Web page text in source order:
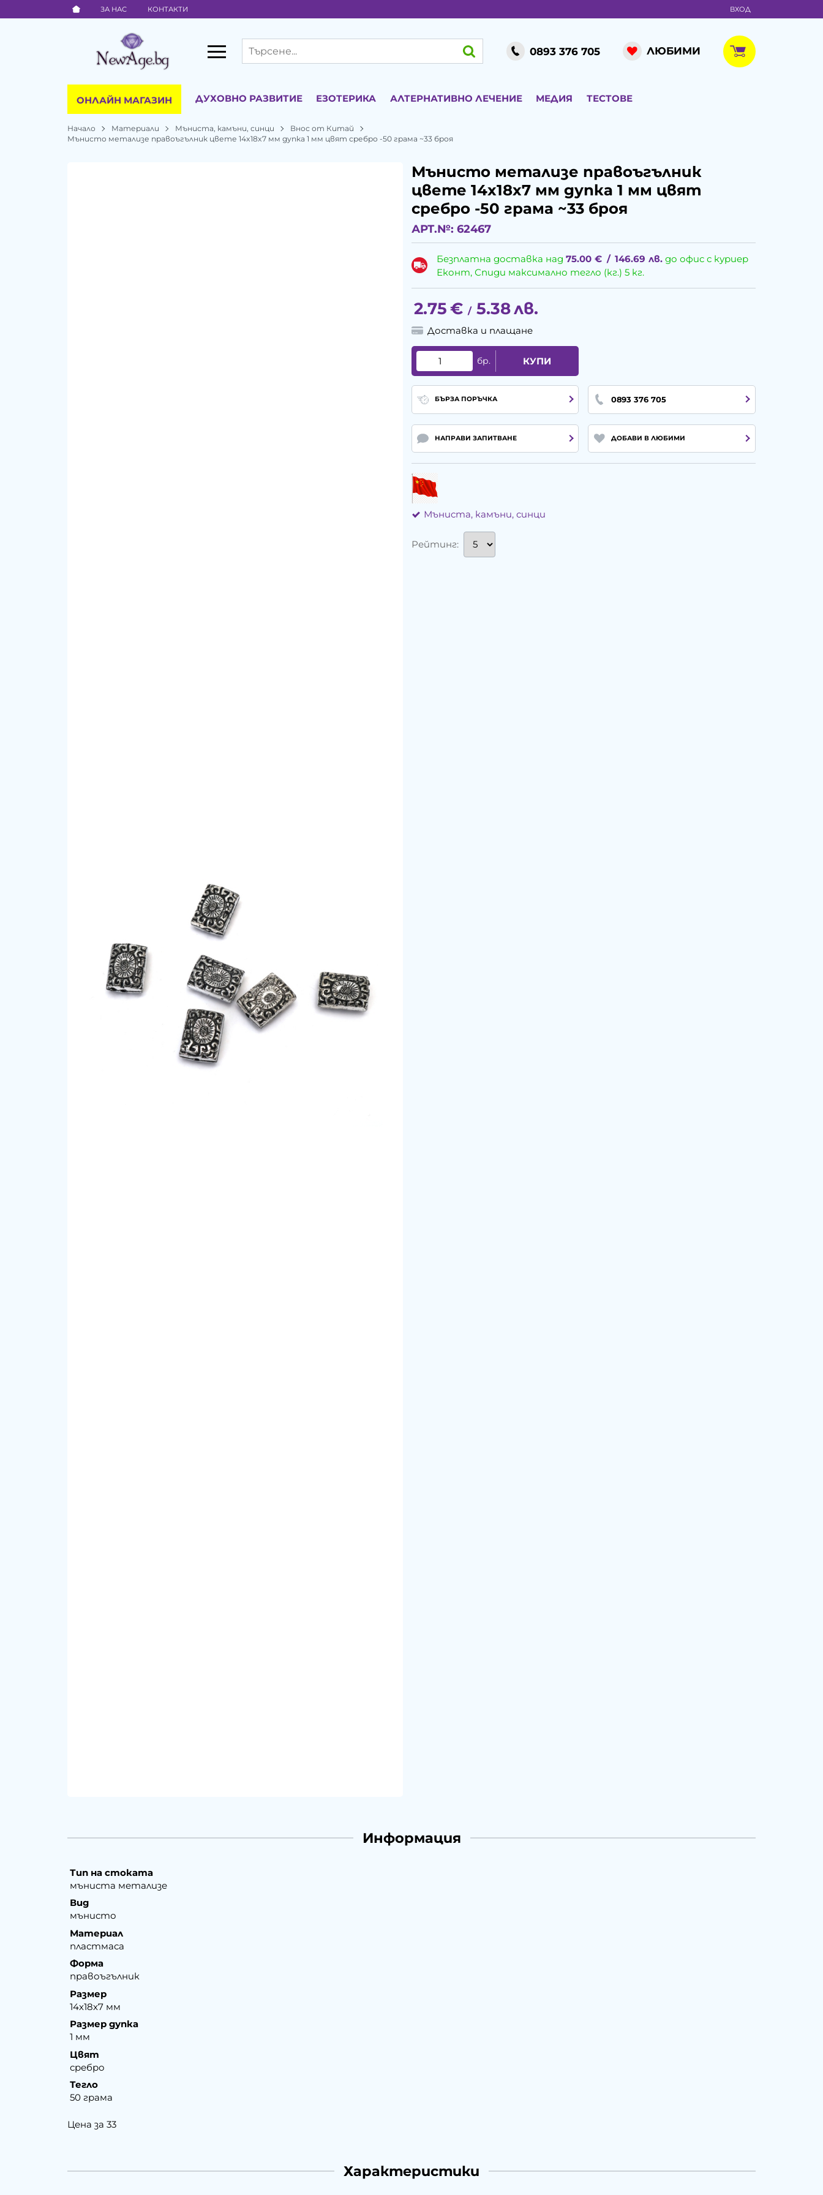
ЗА НАС КОНТАКТИ ВХОД
0893 376 705 ЛЮБИМИ
ОНЛАЙН МАГАЗИН ДУХОВНО РАЗВИТИЕ ЕЗОТЕРИКА АЛТЕРНАТИВНО ЛЕЧЕНИЕ МЕДИЯ ТЕСТОВЕ
Начало Материали Мъниста, камъни, синци
Внос от Китай
Мънисто метализе правоъгълник цвете 14x18x7 мм дупка 1 мм цвят сребро -50 грама ~33 броя
Мънисто метализе правоъгълник
цвете 14x18x7 мм дупка 1 мм цвят
сребро -50 грама ~33 броя
АРТ.№: 62467
Безплатна доставка над75.00 € / 146.69 лв. до офис с куриер
Еконт, Спиди максимално тегло (кг.) 5 кг.
2.75€ / 5.38лв.
Доставка и плащане
бр. КУПИ
БЪРЗА ПОРЪЧКА 0893 376 705
НАПРАВИ ЗАПИТВАНЕ ДОБАВИ В ЛЮБИМИ
Мъниста, камъни, синци
Рейтинг:
Информация
Тип на стоката
мъниста метализе
Вид
мънисто
Материал
пластмаса
Форма
правоъгълник
Размер
14х18х7 мм
Размер дупка
1 мм
Цвят
сребро
Тегло
50 грама
Цена за 33
Характеристики